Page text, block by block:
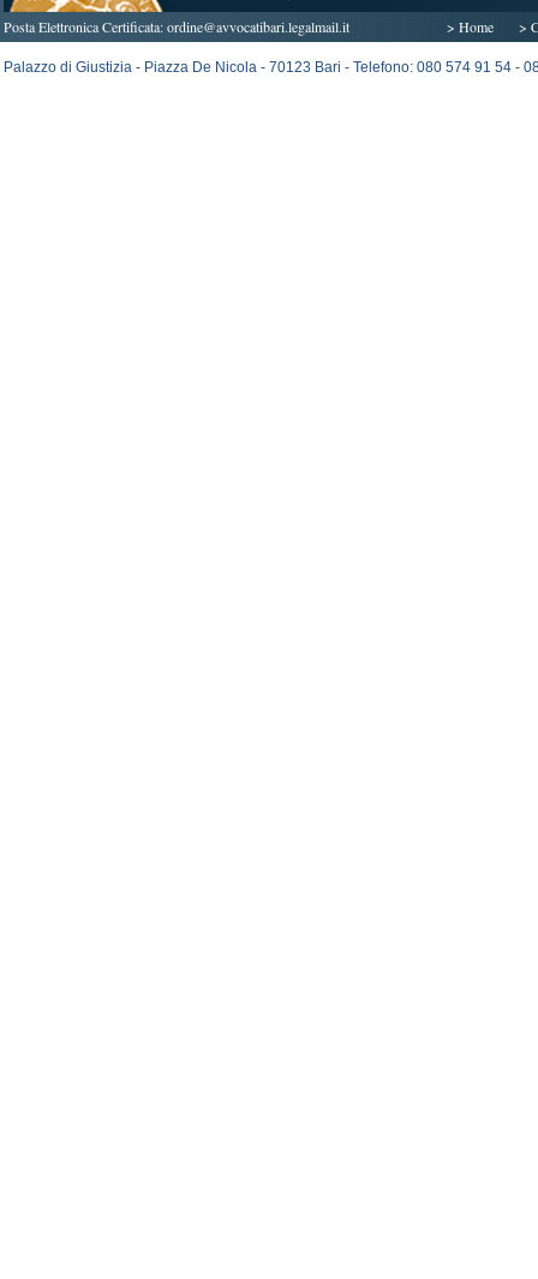
Posta Elettronica Certificata:ordine@avvocatibari.legalmail.it > Home >
Palazzo di Giustizia - Piazza De Nicola - 70123 Bari - Telefono: 080 574 91 54 -